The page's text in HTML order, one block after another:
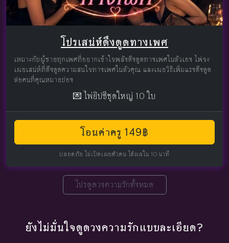
โปรเสน่ห์ดึงดูดทางเพศ
เหมาะกับผู้ชายทุกเพศที่อยากเข้าใจพลังดึงดูดทางเพศในตัวเอง ไพ่จะ
เผยเสน่ห์ที่ดึงดูดความสนใจทางเพศในตัวคุณ และเผยวิธีเพิ่มแรงดึงดูด
ต่อคนที่คุณหมายปอง
💌 ไพ่ยิปซีชุดใหญ่ 10 ใบ
โอนค่าครู 149฿
ปลอดภัย ไม่เปิดเผยตัวตน ได้ผลใน 10 นาที
โปรดูดวงความรักทั้งหมด
ยังไม่มั่นใจดูดวงความรักแบบละเอียด?